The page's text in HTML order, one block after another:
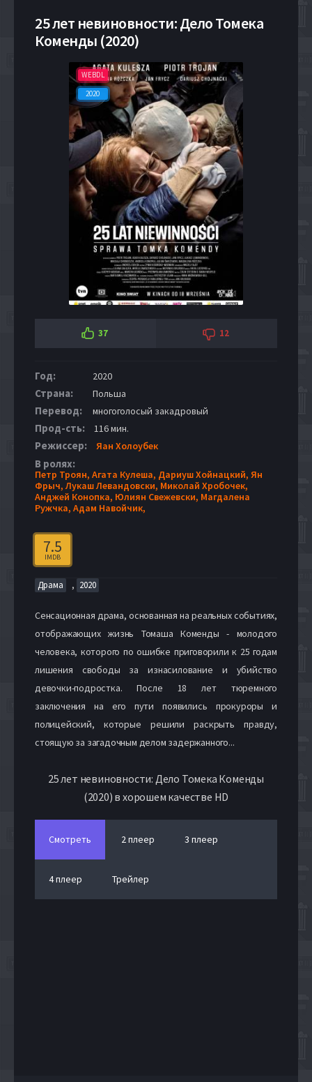
25 лет невиновности: Дело Томека
Коменды (2020)
WEBDL
2020
37 12
Год: 2020
Страна: Польша
Перевод: многоголосый закадровый
Прод-сть: 116 мин.
Режиссер: Яан Холоубек
В ролях:
Петр Троян, Агата Кулеша, Дариуш Хойнацкий, Ян
Фрыч,Лукаш Левандовски, Миколай Хробочек,
Анджей Конопка, Юлиян Свежевски, Магдалена
Ружчка, Адам Навойчик,
7.5
IMDB
Драма , 2020
Сенсационная драма, основанная на реальных событиях,
отображающих жизнь Томаша Коменды - молодого
человека, которого по ошибке приговорили к 25 годам
лишения свободы за изнасилование и убийство
девочки-подростка. После 18 лет тюремного
заключения на его пути появились прокуроры и
полицейский, которые решили раскрыть правду,
стоящую за загадочным делом задержанного...
25 лет невиновности: Дело Томека Коменды
(2020) в хорошем качестве HD
Смотреть 2 плеер 3 плеер
4 плеер Трейлер